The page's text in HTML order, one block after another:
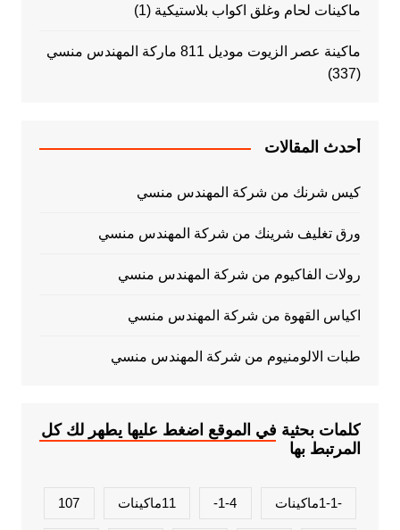
ماكينات لحام وغلق اكواب بلاستيكية (1)
ماكينة عصر الزيوت موديل 811 ماركة المهندس منسي
(337)
أحدث المقالات
كيس شرنك من شركة المهندس منسي
ورق تغليف شرينك من شركة المهندس منسي
رولات الفاكيوم من شركة المهندس منسي
اكياس القهوة من شركة المهندس منسي
طبات الالومنيوم من شركة المهندس منسي
كلمات بحثية في الموقع اضغط عليها يطهر لك كل
المرتبط بها
-1-1ماكينات 1-4- 11ماكينات 107